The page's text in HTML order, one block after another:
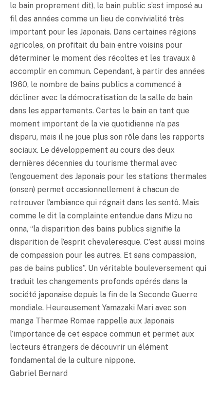
le bain proprement dit), le bain public s’est imposé au
fil des années comme un lieu de convivialité très
important pour les Japonais. Dans certaines régions
agricoles, on profitait du bain entre voisins pour
déterminer le moment des récoltes et les travaux à
accomplir en commun. Cependant, à partir des années
1960, le nombre de bains publics a commencé à
décliner avec la démocratisation de la salle de bain
dans les appartements. Certes le bain en tant que
moment important de la vie quotidienne n’a pas
disparu, mais il ne joue plus son rôle dans les rapports
sociaux. Le développement au cours des deux
dernières décennies du tourisme thermal avec
l’engouement des Japonais pour les stations thermales
(onsen) permet occasionnellement à chacun de
retrouver l’ambiance qui régnait dans les sentô. Mais
comme le dit la complainte entendue dans Mizu no
onna, “la disparition des bains publics signifie la
disparition de l’esprit chevaleresque. C’est aussi moins
de compassion pour les autres. Et sans compassion,
pas de bains publics”. Un véritable bouleversement qui
traduit les changements profonds opérés dans la
société japonaise depuis la fin de la Seconde Guerre
mondiale. Heureusement Yamazaki Mari avec son
manga Thermae Romae rappelle aux Japonais
l’importance de cet espace commun et permet aux
lecteurs étrangers de découvrir un élément
fondamental de la culture nippone.
Gabriel Bernard